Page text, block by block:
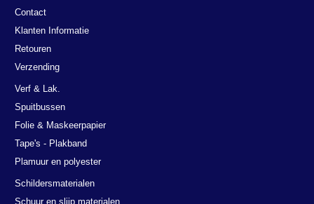
Schuur en slijp materialen
Spuitcabine materialen
Spuitpistolen
Valo Trading
Keurmeesterstraat 3
2984 BA Ridderkerk
Nederland
Tel: +31 (0)180 411 758